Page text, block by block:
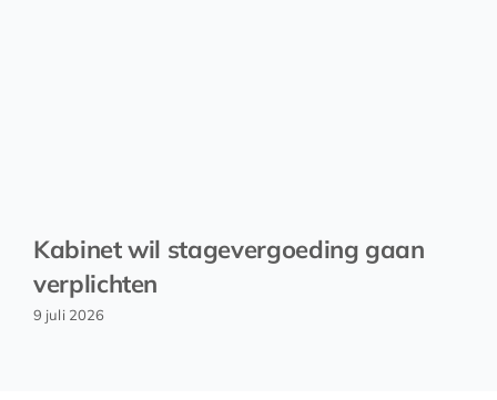
Kabinet wil stagevergoeding gaan
verplichten
9 juli 2026